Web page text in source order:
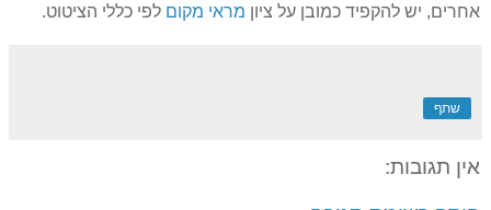
אחרים, יש להקפיד כמובן על ציון מראי מקום לפי כללי הציטוט.
שתף
אין תגובות: